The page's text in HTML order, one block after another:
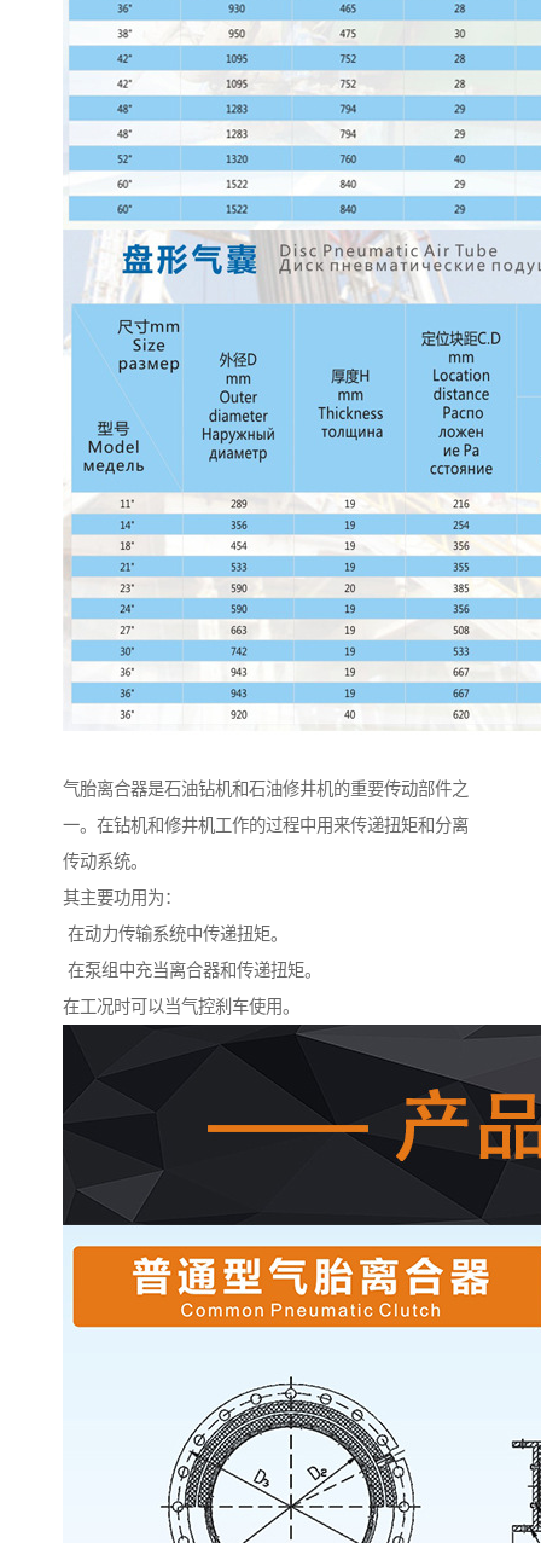
气胎离合器是石油钻机和石油修井机的重要传动部件之
一。在钻机和修井机工作的过程中用来传递扭矩和分离
传动系统。
其主要功用为：
在动力传输系统中传递扭矩。
在泵组中充当离合器和传递扭矩。
在工况时可以当气控刹车使用。